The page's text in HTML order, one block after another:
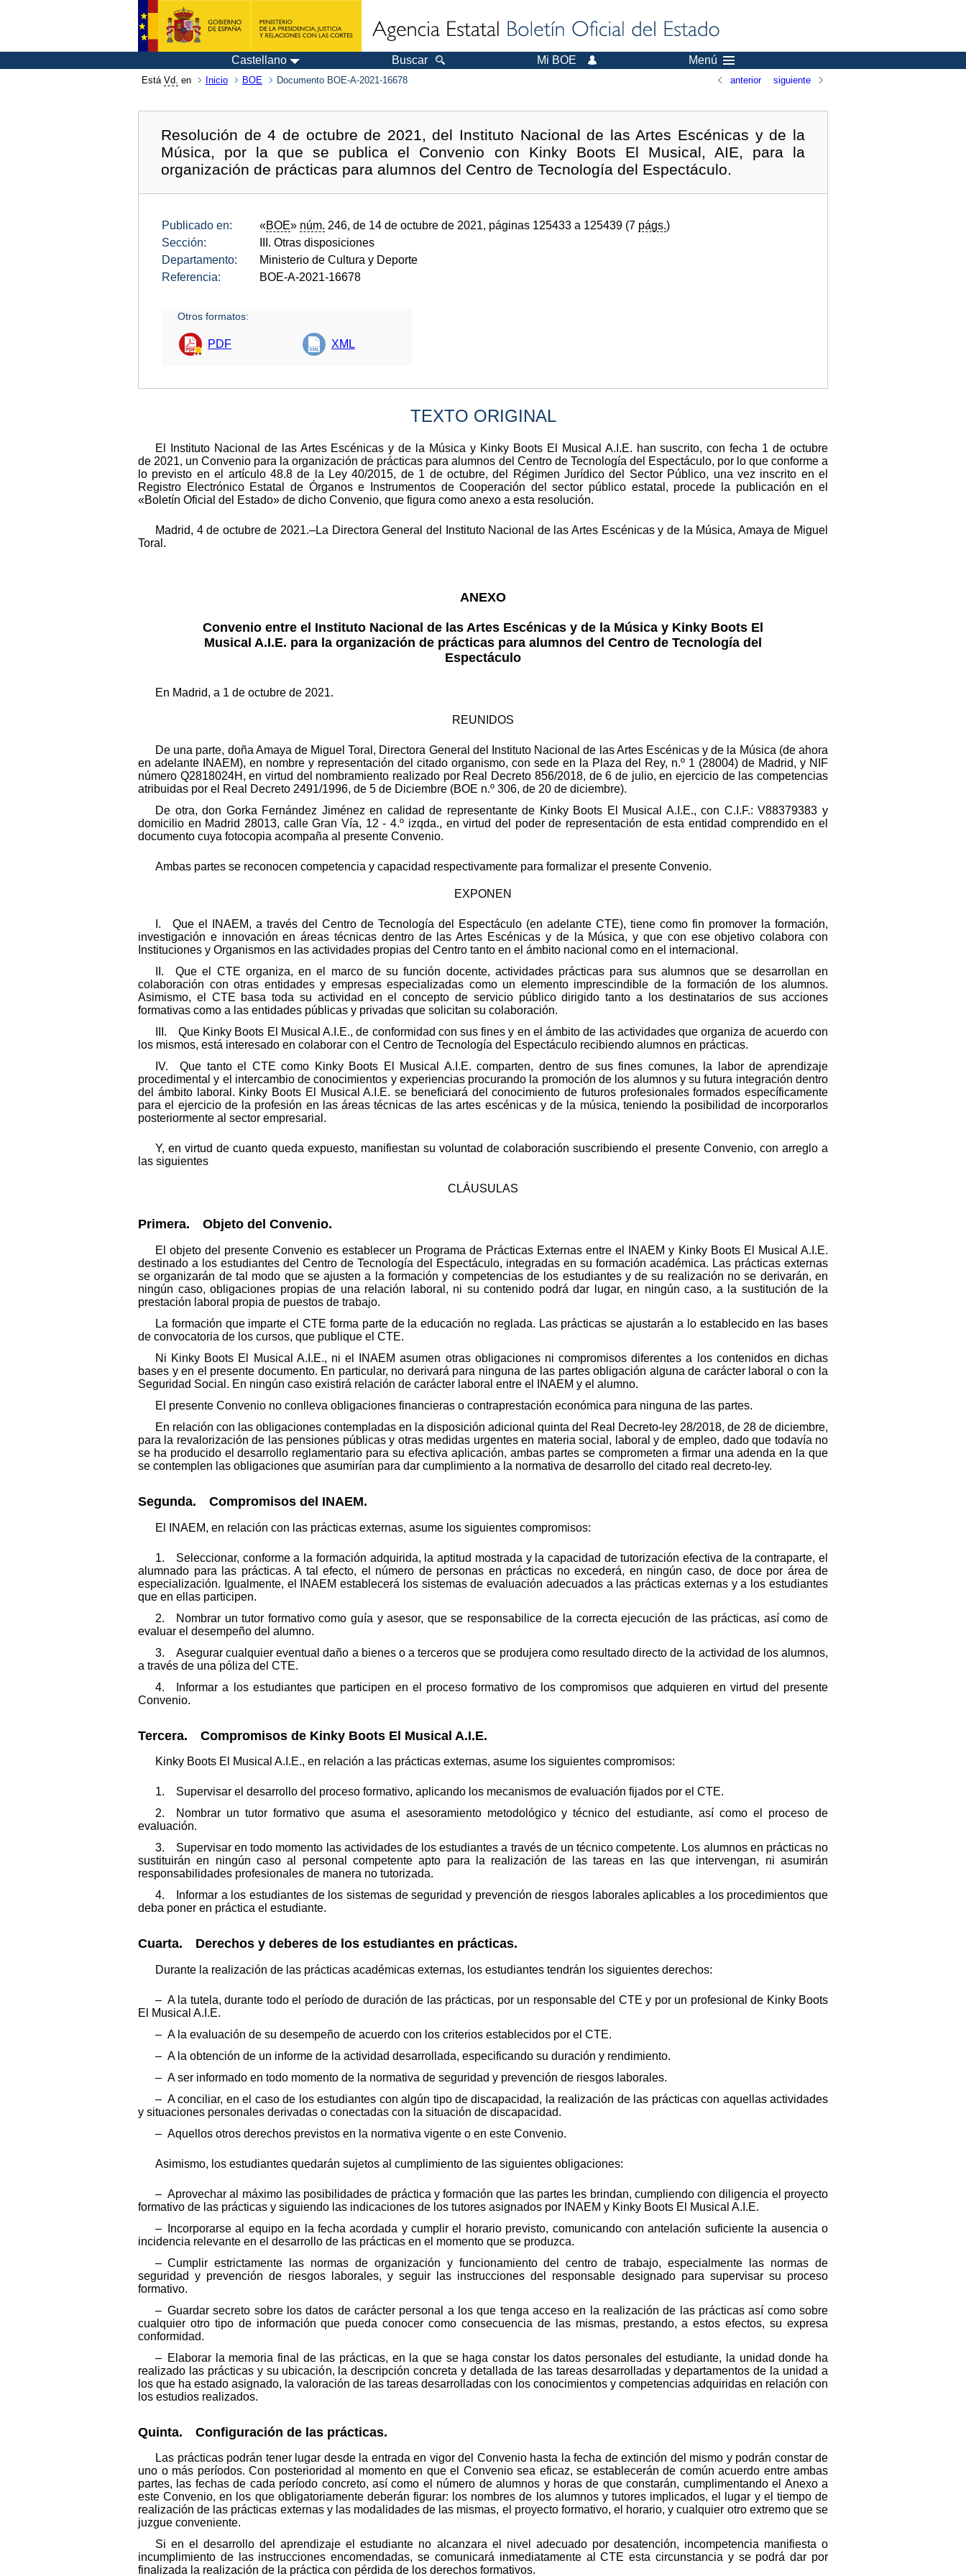
Castellano Buscar Mi BOE Menú
Está Vd. en Inicio BOE Documento BOE-A-2021-16678 anterior siguiente
Resolución de 4 de octubre de 2021, del Instituto Nacional de las Artes Escénicas y de la
Música, por la que se publica el Convenio con Kinky Boots El Musical, AIE, para la
organización de prácticas para alumnos del Centro de Tecnología del Espectáculo.
Publicado en: «BOE» núm. 246, de 14 de octubre de 2021, páginas 125433 a 125439 (7 págs.)
Sección:
III. Otras disposiciones
Departamento:
Ministerio de Cultura y Deporte
Referencia:
BOE-A-2021-16678
Otros formatos:
PDF XML
TEXTO ORIGINAL
El Instituto Nacional de las Artes Escénicas y de la Música y Kinky Boots El Musical A.I.E. han suscrito, con fecha 1 de octubre
de 2021, un Convenio para la organización de prácticas para alumnos del Centro de Tecnología del Espectáculo, por lo que conforme a
lo previsto en el artículo 48.8 de la Ley 40/2015, de 1 de octubre, del Régimen Jurídico del Sector Público, una vez inscrito en el
Registro Electrónico Estatal de Órganos e Instrumentos de Cooperación del sector público estatal, procede la publicación en el
«Boletín Oficial del Estado» de dicho Convenio, que figura como anexo a esta resolución.
Madrid, 4 de octubre de 2021.–La Directora General del Instituto Nacional de las Artes Escénicas y de la Música, Amaya de Miguel
Toral.
ANEXO
Convenio entre el Instituto Nacional de las Artes Escénicas y de la Música y Kinky Boots El
Musical A.I.E. para la organización de prácticas para alumnos del Centro de Tecnología del
Espectáculo
En Madrid, a 1 de octubre de 2021.
REUNIDOS
De una parte, doña Amaya de Miguel Toral, Directora General del Instituto Nacional de las Artes Escénicas y de la Música (de ahora
en adelante INAEM), en nombre y representación del citado organismo, con sede en la Plaza del Rey, n.º 1 (28004) de Madrid, y NIF
número Q2818024H, en virtud del nombramiento realizado por Real Decreto 856/2018, de 6 de julio, en ejercicio de las competencias
atribuidas por el Real Decreto 2491/1996, de 5 de Diciembre (BOE n.º 306, de 20 de diciembre).
De otra, don Gorka Fernández Jiménez en calidad de representante de Kinky Boots El Musical A.I.E., con C.I.F.: V88379383 y
domicilio en Madrid 28013, calle Gran Vía, 12 - 4.º izqda., en virtud del poder de representación de esta entidad comprendido en el
documento cuya fotocopia acompaña al presente Convenio.
Ambas partes se reconocen competencia y capacidad respectivamente para formalizar el presente Convenio.
EXPONEN
I. Que el INAEM, a través del Centro de Tecnología del Espectáculo (en adelante CTE), tiene como fin promover la formación,
investigación e innovación en áreas técnicas dentro de las Artes Escénicas y de la Música, y que con ese objetivo colabora con
Instituciones y Organismos en las actividades propias del Centro tanto en el ámbito nacional como en el internacional.
II. Que el CTE organiza, en el marco de su función docente, actividades prácticas para sus alumnos que se desarrollan en
colaboración con otras entidades y empresas especializadas como un elemento imprescindible de la formación de los alumnos.
Asimismo, el CTE basa toda su actividad en el concepto de servicio público dirigido tanto a los destinatarios de sus acciones
formativas como a las entidades públicas y privadas que solicitan su colaboración.
III. Que Kinky Boots El Musical A.I.E., de conformidad con sus fines y en el ámbito de las actividades que organiza de acuerdo con
los mismos, está interesado en colaborar con el Centro de Tecnología del Espectáculo recibiendo alumnos en prácticas.
IV. Que tanto el CTE como Kinky Boots El Musical A.I.E. comparten, dentro de sus fines comunes, la labor de aprendizaje
procedimental y el intercambio de conocimientos y experiencias procurando la promoción de los alumnos y su futura integración dentro
del ámbito laboral. Kinky Boots El Musical A.I.E. se beneficiará del conocimiento de futuros profesionales formados específicamente
para el ejercicio de la profesión en las áreas técnicas de las artes escénicas y de la música, teniendo la posibilidad de incorporarlos
posteriormente al sector empresarial.
Y, en virtud de cuanto queda expuesto, manifiestan su voluntad de colaboración suscribiendo el presente Convenio, con arreglo a
las siguientes
CLÁUSULAS
Primera. Objeto del Convenio.
El objeto del presente Convenio es establecer un Programa de Prácticas Externas entre el INAEM y Kinky Boots El Musical A.I.E.
destinado a los estudiantes del Centro de Tecnología del Espectáculo, integradas en su formación académica. Las prácticas externas
se organizarán de tal modo que se ajusten a la formación y competencias de los estudiantes y de su realización no se derivarán, en
ningún caso, obligaciones propias de una relación laboral, ni su contenido podrá dar lugar, en ningún caso, a la sustitución de la
prestación laboral propia de puestos de trabajo.
La formación que imparte el CTE forma parte de la educación no reglada. Las prácticas se ajustarán a lo establecido en las bases
de convocatoria de los cursos, que publique el CTE.
Ni Kinky Boots El Musical A.I.E., ni el INAEM asumen otras obligaciones ni compromisos diferentes a los contenidos en dichas
bases y en el presente documento. En particular, no derivará para ninguna de las partes obligación alguna de carácter laboral o con la
Seguridad Social. En ningún caso existirá relación de carácter laboral entre el INAEM y el alumno.
El presente Convenio no conlleva obligaciones financieras o contraprestación económica para ninguna de las partes.
En relación con las obligaciones contempladas en la disposición adicional quinta del Real Decreto-ley 28/2018, de 28 de diciembre,
para la revalorización de las pensiones públicas y otras medidas urgentes en materia social, laboral y de empleo, dado que todavía no
se ha producido el desarrollo reglamentario para su efectiva aplicación, ambas partes se comprometen a firmar una adenda en la que
se contemplen las obligaciones que asumirían para dar cumplimiento a la normativa de desarrollo del citado real decreto-ley.
Segunda. Compromisos del INAEM.
El INAEM, en relación con las prácticas externas, asume los siguientes compromisos:
1. Seleccionar, conforme a la formación adquirida, la aptitud mostrada y la capacidad de tutorización efectiva de la contraparte, el
alumnado para las prácticas. A tal efecto, el número de personas en prácticas no excederá, en ningún caso, de doce por área de
especialización. Igualmente, el INAEM establecerá los sistemas de evaluación adecuados a las prácticas externas y a los estudiantes
que en ellas participen.
2. Nombrar un tutor formativo como guía y asesor, que se responsabilice de la correcta ejecución de las prácticas, así como de
evaluar el desempeño del alumno.
3. Asegurar cualquier eventual daño a bienes o a terceros que se produjera como resultado directo de la actividad de los alumnos,
a través de una póliza del CTE.
4. Informar a los estudiantes que participen en el proceso formativo de los compromisos que adquieren en virtud del presente
Convenio.
Tercera. Compromisos de Kinky Boots El Musical A.I.E.
Kinky Boots El Musical A.I.E., en relación a las prácticas externas, asume los siguientes compromisos:
1. Supervisar el desarrollo del proceso formativo, aplicando los mecanismos de evaluación fijados por el CTE.
2. Nombrar un tutor formativo que asuma el asesoramiento metodológico y técnico del estudiante, así como el proceso de
evaluación.
3. Supervisar en todo momento las actividades de los estudiantes a través de un técnico competente. Los alumnos en prácticas no
sustituirán en ningún caso al personal competente apto para la realización de las tareas en las que intervengan, ni asumirán
responsabilidades profesionales de manera no tutorizada.
4. Informar a los estudiantes de los sistemas de seguridad y prevención de riesgos laborales aplicables a los procedimientos que
deba poner en práctica el estudiante.
Cuarta. Derechos y deberes de los estudiantes en prácticas.
Durante la realización de las prácticas académicas externas, los estudiantes tendrán los siguientes derechos:
– A la tutela, durante todo el período de duración de las prácticas, por un responsable del CTE y por un profesional de Kinky Boots
El Musical A.I.E.
– A la evaluación de su desempeño de acuerdo con los criterios establecidos por el CTE.
– A la obtención de un informe de la actividad desarrollada, especificando su duración y rendimiento.
– A ser informado en todo momento de la normativa de seguridad y prevención de riesgos laborales.
– A conciliar, en el caso de los estudiantes con algún tipo de discapacidad, la realización de las prácticas con aquellas actividades
y situaciones personales derivadas o conectadas con la situación de discapacidad.
– Aquellos otros derechos previstos en la normativa vigente o en este Convenio.
Asimismo, los estudiantes quedarán sujetos al cumplimiento de las siguientes obligaciones:
– Aprovechar al máximo las posibilidades de práctica y formación que las partes les brindan, cumpliendo con diligencia el proyecto
formativo de las prácticas y siguiendo las indicaciones de los tutores asignados por INAEM y Kinky Boots El Musical A.I.E.
– Incorporarse al equipo en la fecha acordada y cumplir el horario previsto, comunicando con antelación suficiente la ausencia o
incidencia relevante en el desarrollo de las prácticas en el momento que se produzca.
– Cumplir estrictamente las normas de organización y funcionamiento del centro de trabajo, especialmente las normas de
seguridad y prevención de riesgos laborales, y seguir las instrucciones del responsable designado para supervisar su proceso
formativo.
– Guardar secreto sobre los datos de carácter personal a los que tenga acceso en la realización de las prácticas así como sobre
cualquier otro tipo de información que pueda conocer como consecuencia de las mismas, prestando, a estos efectos, su expresa
conformidad.
– Elaborar la memoria final de las prácticas, en la que se haga constar los datos personales del estudiante, la unidad donde ha
realizado las prácticas y su ubicación, la descripción concreta y detallada de las tareas desarrolladas y departamentos de la unidad a
los que ha estado asignado, la valoración de las tareas desarrolladas con los conocimientos y competencias adquiridas en relación con
los estudios realizados.
Quinta. Configuración de las prácticas.
Las prácticas podrán tener lugar desde la entrada en vigor del Convenio hasta la fecha de extinción del mismo y podrán constar de
uno o más períodos. Con posterioridad al momento en que el Convenio sea eficaz, se establecerán de común acuerdo entre ambas
partes, las fechas de cada período concreto, así como el número de alumnos y horas de que constarán, cumplimentando el Anexo a
este Convenio, en los que obligatoriamente deberán figurar: los nombres de los alumnos y tutores implicados, el lugar y el tiempo de
realización de las prácticas externas y las modalidades de las mismas, el proyecto formativo, el horario, y cualquier otro extremo que se
juzgue conveniente.
Si en el desarrollo del aprendizaje el estudiante no alcanzara el nivel adecuado por desatención, incompetencia manifiesta o
incumplimiento de las instrucciones encomendadas, se comunicará inmediatamente al CTE esta circunstancia y se podrá dar por
finalizada la realización de la práctica con pérdida de los derechos formativos.